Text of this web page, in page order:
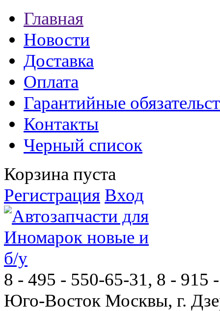
Главная
Новости
Доставка
Оплата
Гарантийные
Контакты
Черный список
Корзина пуста
Регистрация Вход
8 - 495 - 550-65-31, 8 - 915
Юго-Восток Москвы, г.